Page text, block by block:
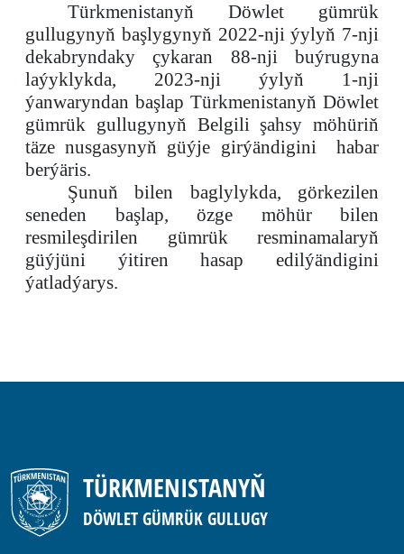
Türkmenistanyň Döwlet gümrük
gullugynyň başlygynyň 2022-nji ýylyň 7-nji
dekabryndaky çykaran 88-nji buýrugyna
laýyklykda, 2023-nji ýylyň 1-nji
ýanwaryndan başlap Türkmenistanyň Döwlet
gümrük gullugynyň Belgili şahsy möhüriň
täze nusgasynyň güýje girýändigini
habar
berýäris.
Şunuň bilen baglylykda, görkezilen
seneden başlap, özge möhür bilen
resmileşdirilen gümrük resminamalaryň
güýjüni ýitiren hasap edilýändigini
ýatladýarys.
TÜRKMENISTANYŇ
DÖWLET GÜMRÜK GULLUGY